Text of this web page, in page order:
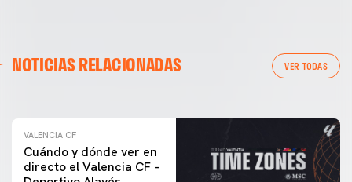
NOTICIAS RELACIONADAS VER TODAS
ENTRENAMIENTO DEL VALENCIA CF 04/03/26
VALENCIA CF
Cuándo y dónde ver en
directo el Valencia CF –